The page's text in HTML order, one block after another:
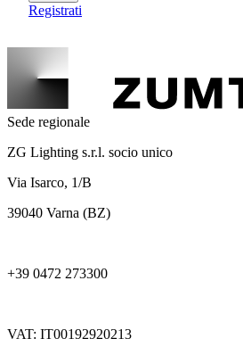
Registrati
Sede regionale
ZG Lighting s.r.l. socio unico
Via Isarco, 1/B
39040 Varna (BZ)
+39 0472 273300
VAT: IT00192920213